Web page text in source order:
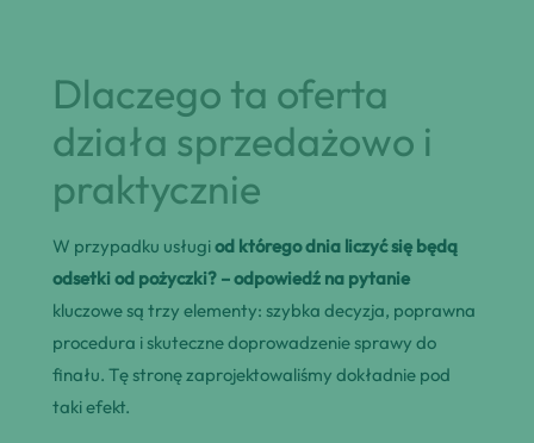
Dlaczego ta oferta
działa sprzedażowo i
praktycznie
W przypadku usługiod którego dnia liczyć się będą
odsetki od pożyczki? – odpowiedź na pytanie
kluczowe są trzy elementy: szybka decyzja, poprawna
procedura i skuteczne doprowadzenie sprawy do
finału. Tę stronę zaprojektowaliśmy dokładnie pod
taki efekt.